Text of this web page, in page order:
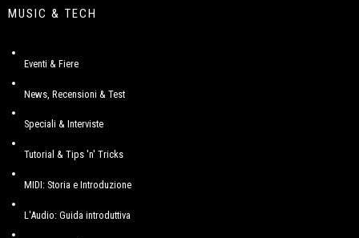
MUSIC & TECH
Eventi & Fiere
News, Recensioni & Test
Speciali & Interviste
Tutorial & Tips 'n' Tricks
MIDI: Storia e Introduzione
L'Audio: Guida introduttiva